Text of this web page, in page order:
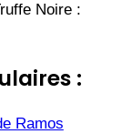
Noire :
:
Ramos